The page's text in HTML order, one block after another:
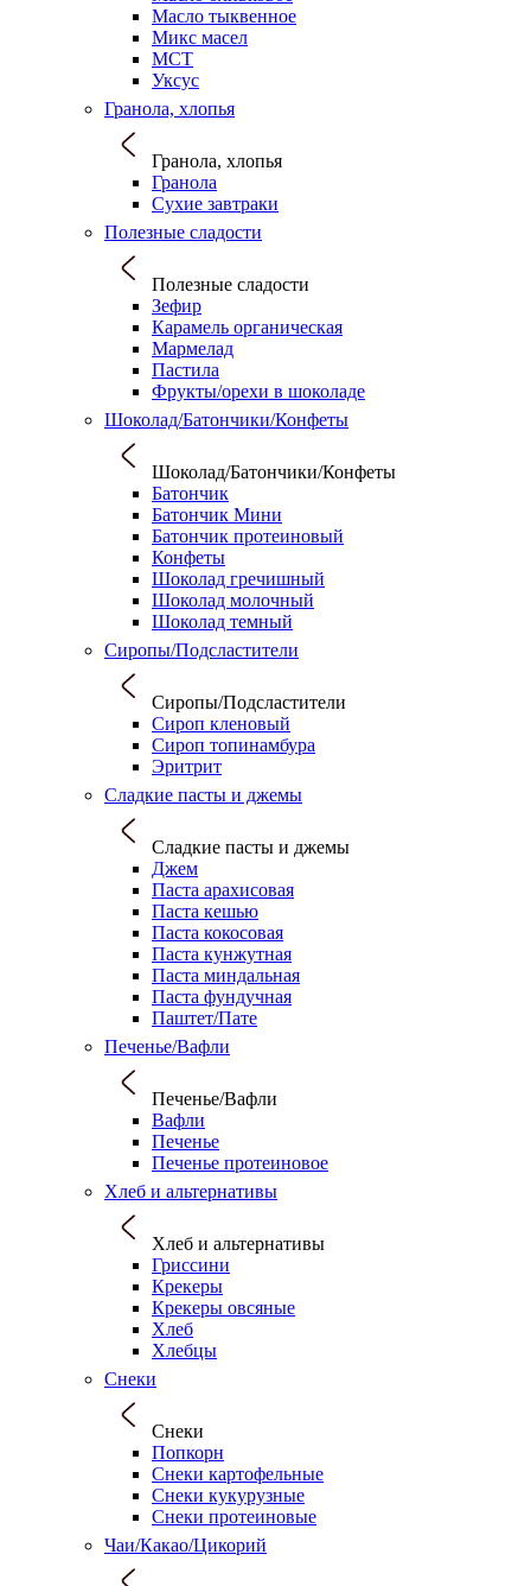
Масло тыквенное
Микс масел
МСТ
Уксус
Гранола, хлопья
Гранола, хлопья
Гранола
Сухие завтраки
Полезные сладости
Полезные сладости
Зефир
Карамель органическая
Мармелад
Пастила
Фрукты/орехи в шоколаде
Шоколад/Батончики/Конфеты
Шоколад/Батончики/Конфеты
Батончик
Батончик Мини
Батончик протеиновый
Конфеты
Шоколад гречишный
Шоколад молочный
Шоколад темный
Сиропы/Подсластители
Сиропы/Подсластители
Сироп кленовый
Сироп топинамбура
Эритрит
Сладкие пасты и джемы
Сладкие пасты и джемы
Джем
Паста арахисовая
Паста кешью
Паста кокосовая
Паста кунжутная
Паста миндальная
Паста фундучная
Паштет/Пате
Печенье/Вафли
Печенье/Вафли
Вафли
Печенье
Печенье протеиновое
Хлеб и альтернативы
Хлеб и альтернативы
Гриссини
Крекеры
Крекеры овсяные
Хлеб
Хлебцы
Снеки
Снеки
Попкорн
Снеки картофельные
Снеки кукурузные
Снеки протеиновые
Чаи/Какао/Цикорий